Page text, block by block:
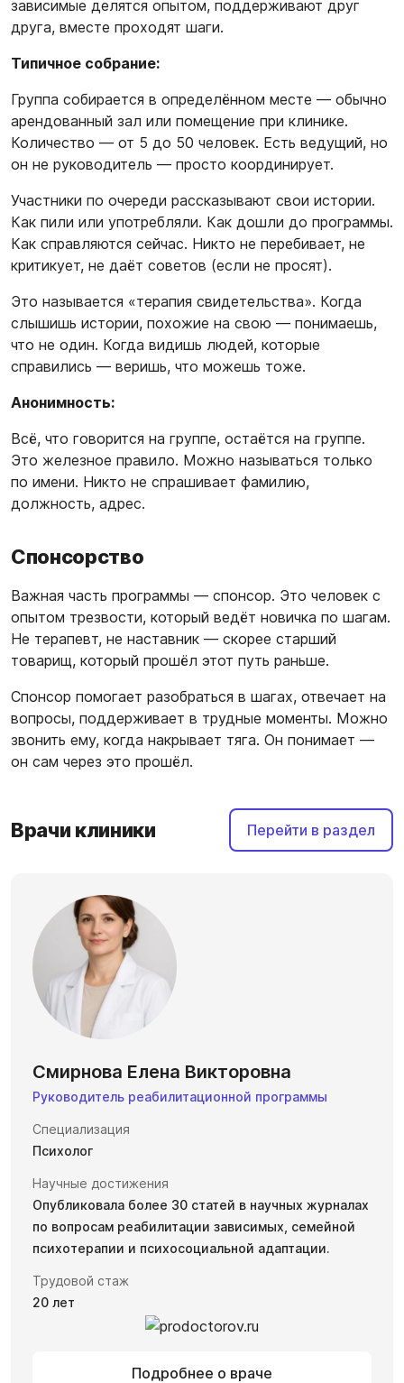
зависимые делятся опытом, поддерживают друг
друга, вместе проходят шаги.
Типичное собрание:
Группа собирается в определённом месте — обычно
арендованный зал или помещение при клинике.
Количество — от 5 до 50 человек. Есть ведущий, но
он не руководитель — просто координирует.
Участники по очереди рассказывают свои истории.
Как пили или употребляли. Как дошли до программы.
Как справляются сейчас. Никто не перебивает, не
критикует, не даёт советов (если не просят).
Это называется «терапия свидетельства». Когда
слышишь истории, похожие на свою — понимаешь,
что не один. Когда видишь людей, которые
справились — веришь, что можешь тоже.
Анонимность:
Всё, что говорится на группе, остаётся на группе.
Это железное правило. Можно называться только
по имени. Никто не спрашивает фамилию,
должность, адрес.
Спонсорство
Важная часть программы — спонсор. Это человек с
опытом трезвости, который ведёт новичка по шагам.
Не терапевт, не наставник — скорее старший
товарищ, который прошёл этот путь раньше.
Спонсор помогает разобраться в шагах, отвечает на
вопросы, поддерживает в трудные моменты. Можно
звонить ему, когда накрывает тяга. Он понимает —
он сам через это прошёл.
Врачи клиники Перейти в раздел
Смирнова Елена Викторовна
Руководитель реабилитационной программы
Специализация
Психолог
Научные достижения
Опубликовала более 30 статей в научных журналах
по вопросам реабилитации зависимых, семейной
психотерапии и психосоциальной адаптации.
Трудовой стаж
20 лет
Подробнее о враче